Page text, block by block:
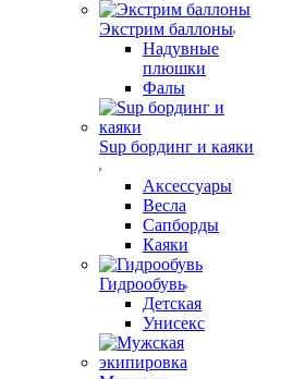
Экстрим баллоны
Надувные
плюшки
Фалы
Sup бординг и каяки
Аксессуары
Весла
Сапборды
Каяки
Гидрообувь
Детская
Унисекс